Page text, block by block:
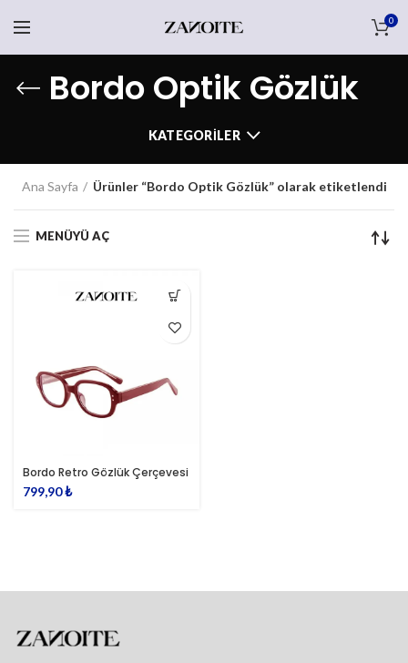
0
Bordo Optik Gözlük
KATEGORILER
Ana Sayfa Ürünler “Bordo Optik Gözlük” olarak etiketlendi
MENÜYÜ AÇ
Bordo Retro Gözlük Çerçevesi
799,90₺